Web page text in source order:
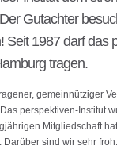
Gutachter
Seit 1987 darf das
tragen.
gemeinnütziger
perspektiven-Institut
Mitgliedschaft
sind wir sehr froh.